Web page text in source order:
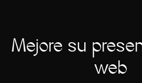
Mejore su
web